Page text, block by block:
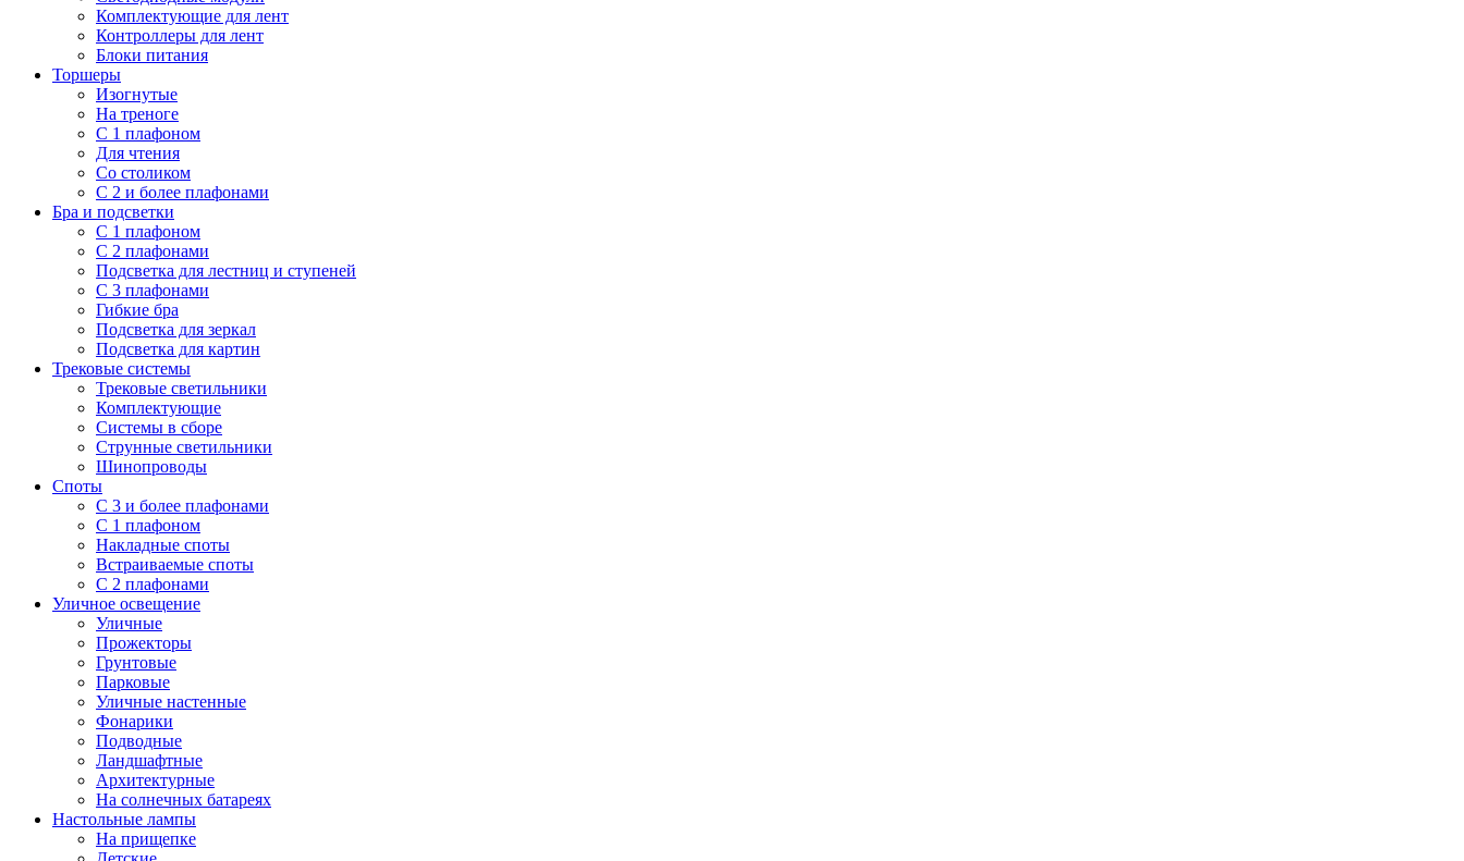
Комплектующие для лент
Контроллеры для лент
Блоки питания
Торшеры
Изогнутые
На треноге
С 1 плафоном
Для чтения
Со столиком
С 2 и более плафонами
Бра и подсветки
С 1 плафоном
С 2 плафонами
Подсветка для лестниц и ступеней
С 3 плафонами
Гибкие бра
Подсветка для зеркал
Подсветка для картин
Трековые системы
Трековые светильники
Комплектующие
Системы в сборе
Струнные светильники
Шинопроводы
Споты
С 3 и более плафонами
С 1 плафоном
Накладные споты
Встраиваемые споты
С 2 плафонами
Уличное освещение
Уличные
Прожекторы
Грунтовые
Парковые
Уличные настенные
Фонарики
Подводные
Ландшафтные
Архитектурные
На солнечных батареях
Настольные лампы
На прищепке